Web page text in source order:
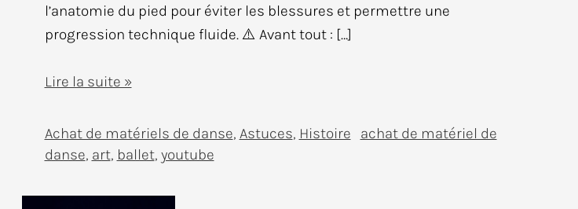
l’anatomie du pied pour éviter les blessures et permettre une
progression technique fluide. ⚠️ Avant tout : […]
Guide
Choisir
premières
Lire la suite »
Achat de matériels de danse, Astuces, Histoire
achat de matériel de
danse, art, ballet, youtube